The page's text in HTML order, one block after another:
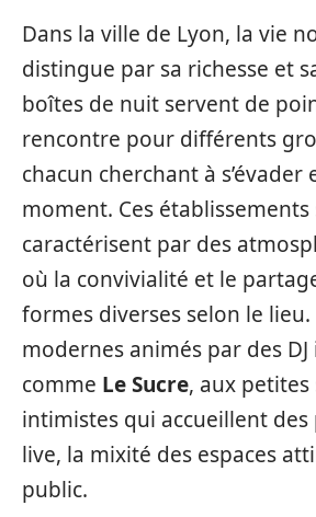
Dans la ville de Lyon, la vie
distingue par sa richesse et
boîtes de nuit servent de
rencontre pour différents
chacun cherchant à
moment. Ces établissements
caractérisent par des
où la convivialité et le
formes diverses selon le lieu.
modernes animés par des
comme Le Sucre, aux petites
intimistes qui accueillent
live, la mixité des espaces
public.